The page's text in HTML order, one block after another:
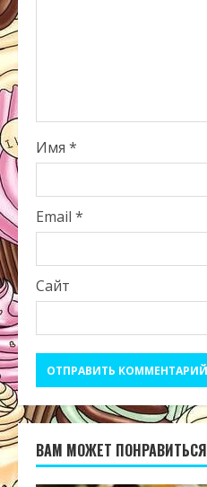
Имя *
Email *
Сайт
ВАМ МОЖЕТ ПОНРАВИТЬСЯ